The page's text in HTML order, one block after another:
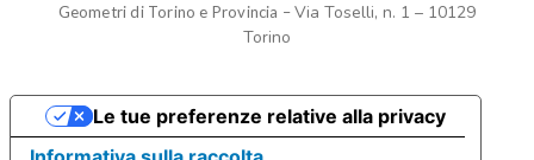
Geometri di Torino e Provincia –Via Toselli, n. 1 – 10129
Torino
Le tue preferenze relative alla privacy